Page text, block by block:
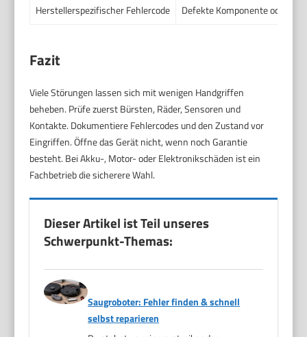
Herstellerspezifischer Fehlercode
Defekte Komponente oder
Fazit
Viele Störungen lassen sich mit wenigen Handgriffen
beheben. Prüfe zuerst Bürsten, Räder, Sensoren und
Kontakte. Dokumentiere Fehlercodes und den Zustand vor
Eingriffen. Öffne das Gerät nicht, wenn noch Garantie
besteht. Bei Akku-, Motor- oder Elektronikschäden ist ein
Fachbetrieb die sicherere Wahl.
Dieser Artikel ist Teil unseres
Schwerpunkt-Themas:
Saugroboter: Fehler finden & schnell
selbst reparieren